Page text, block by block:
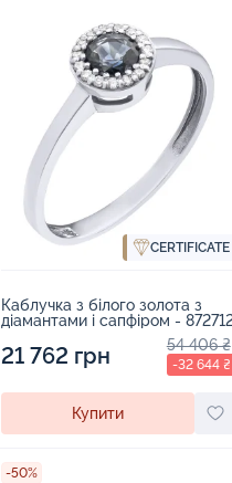
CERTIFICATE
Каблучка з білого золота з
діамантами і сапфіром -
21 762 грн 54 406 ₴
-32 644 ₴
Купити
-50%